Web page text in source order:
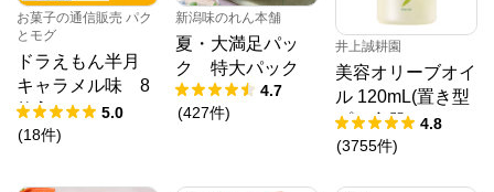
お菓子の通信販売 パク
とモグ
ドラえもん半月
キャラメル味 8
枚入
5.0
(18件)
新潟味のれん本舗
夏・大満足パッ
ク 特大パック
4.7
(427件)
井上誠耕園
美容オリーブオイ
ル 120mL(置き型
プラ容器) 4.8
(3755件)